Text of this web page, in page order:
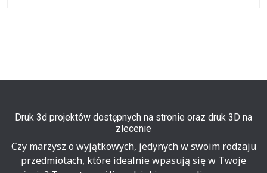
Druk 3d projektów dostępnych na stronie oraz druk 3D na
zlecenie
Czy marzysz o wyjątkowych, jedynych w swoim rodzaju
przedmiotach, które idealnie wpasują się w Twoje